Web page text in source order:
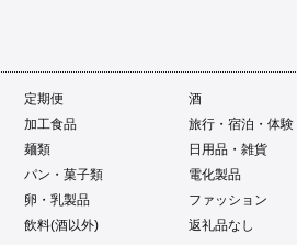
定期便
酒
加工食品
旅行・宿泊・体験
麺類
日用品・雑貨
パン・菓子類
電化製品
卵・乳製品
ファッション
飲料(酒以外) 返礼品なし